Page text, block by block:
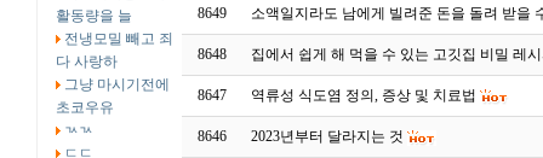
활동량을 늘
전냉모밀 빼고 죄
다 사랑하
그냥 마시기전에
초코우유
ㄳㄳ
ㄷㄷ
8649 소액일지라도 남에게 빌려준 돈을 돌려 받을
8648 집에서 쉽게 해 먹을 수 있는 고깃집 비밀 레
8647 역류성 식도염 정의, 증상 및 치료법
8646 2023년부터 달라지는 것